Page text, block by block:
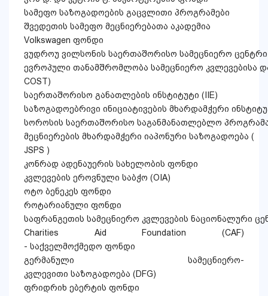
სამეფო საზოგადოების გაცვლითი პროგრამები
შვედეთის სამეფო მეცნიერებათა აკადემია
Volkswagen ფონდი
ვუდროუ ვილსონის საერთაშორისო სამეცნიერო ცენტრი
ევროპული თანამშრომლობა სამეცნიერო კვლევებისა
COST)
საერთაშორისო განათლების ინსტიტუტი (IIE)
საზოგადოებრივი ინიციატივების მხარდამჭერი
სოროსის საერთაშორისო საგანმანათლებლო
მეცნიერების მხარდამჭერი იაპონური საზოგადოება (
JSPS )
კონრად ადენაუერის სახელობის ფონდი
კვლევების ეროვნული საბჭო (OIA)
ოტო ბენეკეს ფონდი
როტარიანული ფონდი
საფრანგეთის სამეცნიერო კვლევების ნაციონალური
Charities Aid Foundation (CAF)
- საქველმოქმედო ფონდი
გერმანული სამეცნიერო-
კვლევითი საზოგადოება (DFG)
ფრიდრიხ ებერტის ფონდი